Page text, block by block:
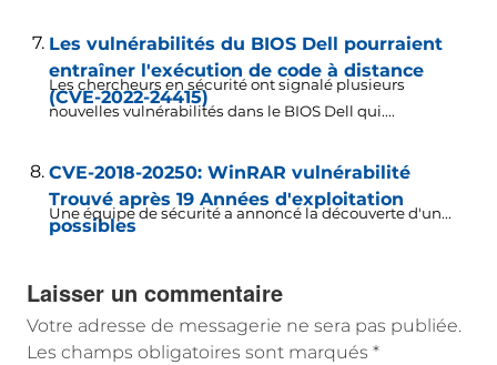
Les vulnérabilités du BIOS Dell pourraient
entraîner l'exécution de code à distance
(CVE-2022-24415)
Les chercheurs en sécurité ont signalé plusieurs
nouvelles vulnérabilités dans le BIOS Dell qui....
CVE-2018-20250: WinRAR vulnérabilité
Trouvé après 19 Années d'exploitation
possibles
Une équipe de sécurité a annoncé la découverte d'un...
Laisser un commentaire
Votre adresse de messagerie ne sera pas publiée.
Les champs obligatoires sont marqués *